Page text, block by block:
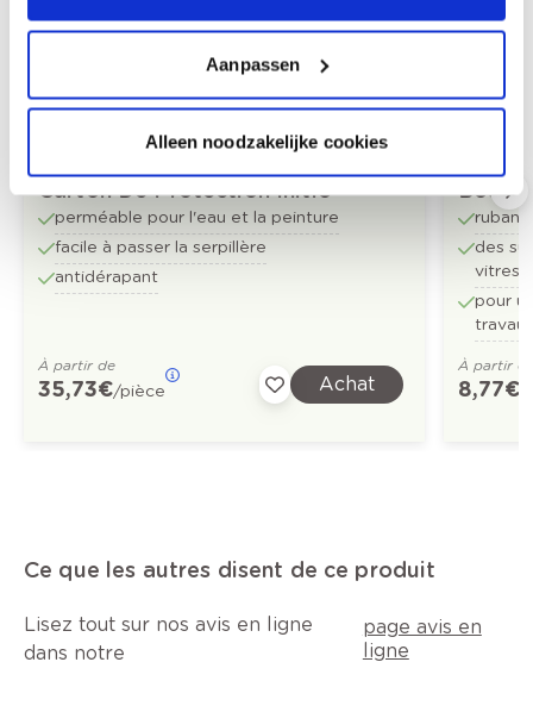
Aanpassen
Alleen noodzakelijke cookies
Carton De Protection Initio
perméable pour l'eau et la peinture
facile à passer la serpillère
antidérapant
À partir de
35,73 €/pièce Achat
Boss
ruban
des
vitres
pour
À partir
8,77 €
Ce que les autres disent de ce produit
Lisez tout sur nos avis en ligne
dans notre
page avis en
ligne